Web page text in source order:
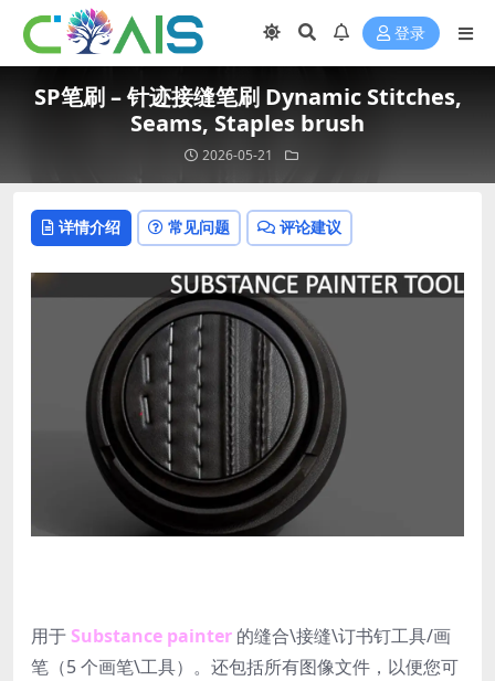
登录
SP笔刷 – 针迹接缝笔刷 Dynamic Stitches,
Seams, Staples brush
2026-05-21
详情介绍 常见问题 评论建议
用于Substance painter 的缝合\接缝\订书钉工具/画
笔（5 个画笔\工具）。还包括所有图像文件，以便您可